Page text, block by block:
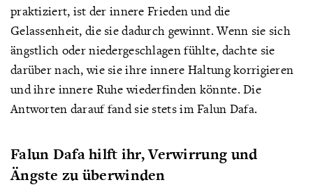
praktiziert, ist der innere Frieden und die
Gelassenheit, die sie dadurch gewinnt. Wenn sie sich
ängstlich oder niedergeschlagen fühlte, dachte sie
darüber nach, wie sie ihre innere Haltung korrigieren
und ihre innere Ruhe wiederfinden könnte. Die
Antworten darauf fand sie stets im Falun Dafa.
Falun Dafa hilft ihr, Verwirrung und
Ängste zu überwinden